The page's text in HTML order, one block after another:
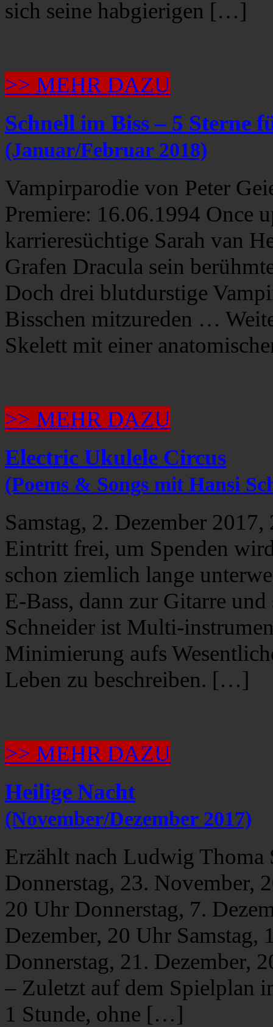
sich seine habgierigen […]
>> MEHR DAZU
Schnell im Biss – 5 Sterne
(Januar/Februar 2018)
Vampirparodie von Peter
Premiere: 16.06.1994 Once
karrieresüchtige Sarah van
Grafen Dracula sein
Doch drei blutdurstige
Bisschen mitzureden …
Skelett mit einer
>> MEHR DAZU
Electric Ukulele Circus
(Poems & Songs mit Hansi
Samstag, 2. Dezember
Eintritt frei, um Spenden
schon ziemlich lange
E-Bass, dann zur Gitarre
Schneider ist Multi-
Minimierung aufs
Leben zu beschreiben. […]
>> MEHR DAZU
Heilige Nacht
(November/Dezember 2017)
Erzählt nach Ludwig
Donnerstag, 23. November,
20 Uhr Donnerstag, 7.
Dezember, 20 Uhr Samstag,
Donnerstag, 21. Dezember,
– Zuletzt auf dem Spielplan
1 Stunde, ohne […]